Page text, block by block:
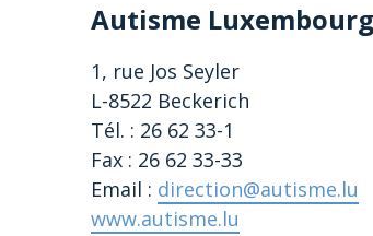
Autisme
1, rue Jos Seyler
L-8522 Beckerich
Tél. : 26 62 33-1
Fax : 26 62 33-33
Email : direction@autisme.lu
www.autisme.lu